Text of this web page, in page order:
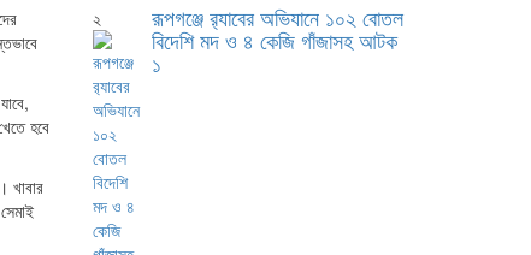
হবে
খাবার
২ রূপগঞ্জে র‍্যাবের অভিযানে ১০২ বোতল
বিদেশি মদ ও ৪ কেজি গাঁজাসহ আটক
১